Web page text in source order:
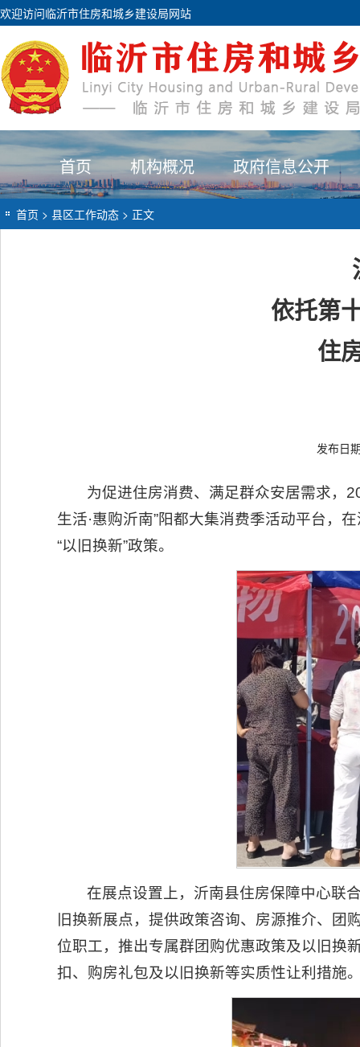
欢迎访问临沂市住房和城乡建设局网站
首页 机构概况 政府信息公开
首页 > 县区工作动态 > 正文
依托第
住
发布日
为促进住房消费、满足群众安居需求，
生活·惠购沂南”阳都大集消费季活动平台，
“以旧换新”政策。
在展点设置上，沂南县住房保障中心联
旧换新展点，提供政策咨询、房源推介、
位职工，推出专属群团购优惠政策及以旧换
扣、购房礼包及以旧换新等实质性让利措施